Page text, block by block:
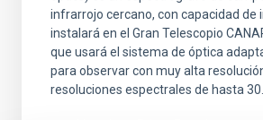
infrarrojo cercano, con capacidad de
instalará en el Gran Telescopio
que usará el sistema de óptica
para observar con muy alta
resoluciones espectrales de hasta